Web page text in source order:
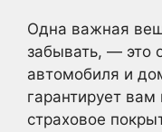
Одна важная
забывать, — это
автомобиля и
гарантирует
страховое